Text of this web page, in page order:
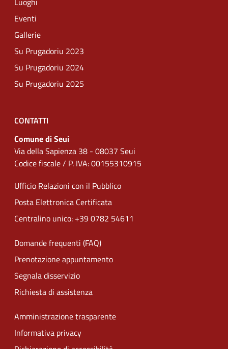
Eventi
Gallerie
Su Prugadoriu 2023
Su Prugadoriu 2024
Su Prugadoriu 2025
CONTATTI
Comune di Seui
Via della Sapienza 38 - 08037 Seui
Codice fiscale / P. IVA: 00155310915
Ufficio Relazioni con il Pubblico
Posta Elettronica Certificata
Centralino unico: +39 0782 54611
Domande frequenti (FAQ)
Prenotazione appuntamento
Segnala disservizio
Richiesta di assistenza
Amministrazione trasparente
Informativa privacy